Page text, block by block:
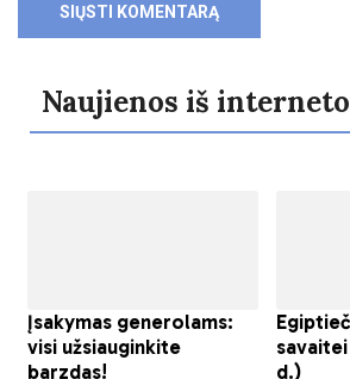
Naujienos iš interneto